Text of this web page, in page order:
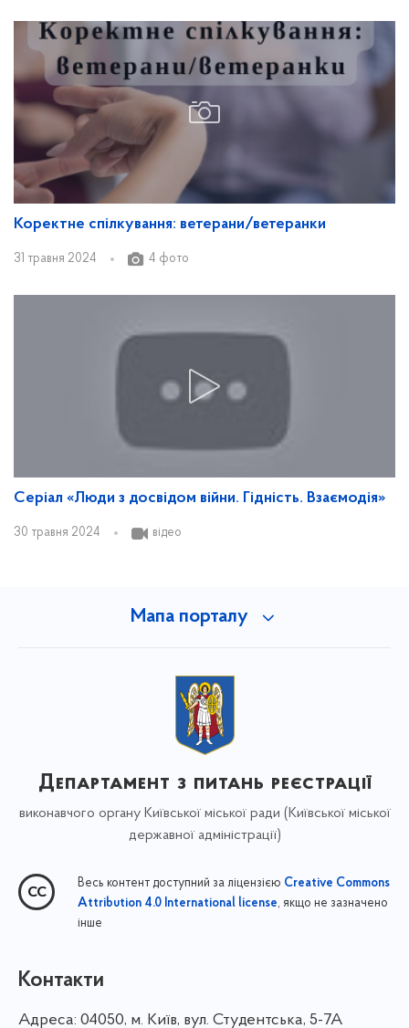
Коректне спілкування: ветерани/ветеранки
31 травня 2024 4 фото
Серіал «Люди з досвідом війни. Гідність. Взаємодія»
30 травня 2024 відео
Мапа порталу
Департамент з питань реєстрації
виконавчого органу Київської міської ради (Київської міської
державної адміністрації)
Весь контент доступний за ліцензією Creative Commons
Attribution 4.0 International license, якщо не зазначено
інше
Контакти
Адреса: 04050, м. Київ, вул. Студентська, 5-7А